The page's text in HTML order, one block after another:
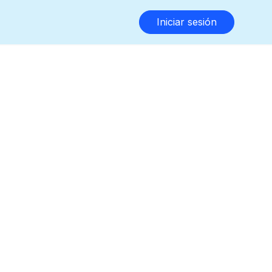
Iniciar sesión